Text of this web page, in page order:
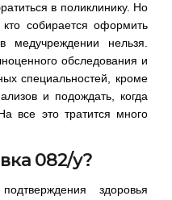
в поликлинику. Но
собирается оформить
нельзя.
обследования и
специальностей, кроме
и подождать, когда
все это тратится много
082/у?
здоровья